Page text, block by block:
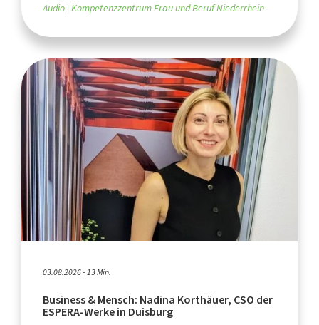
Audio Kompetenzzentrum Frau und Beruf Niederrhein
03.08.2026 - 13 Min.
Business & Mensch: Nadina Korthäuer, CSO der
ESPERA-Werke in Duisburg